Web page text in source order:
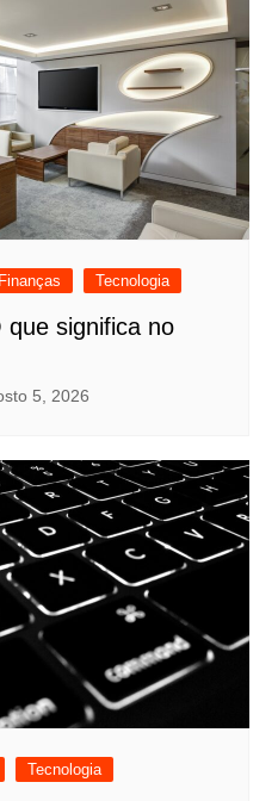
Tecnologia
que significa no
5, 2026
Tecnologia